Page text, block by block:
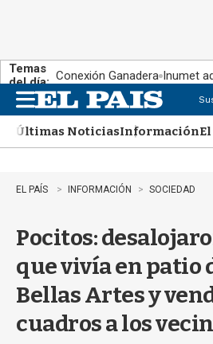
Temas
del día: Conexión Ganadera Inumet
n
uÚltimas NoticiasInformación
EL PAÍS INFORMACIÓN SOCIEDAD
Pocitos:
que vivía en patio
Bellas Artes y
cuadros a los